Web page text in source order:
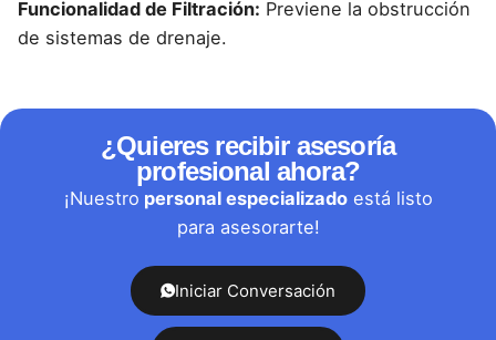
Funcionalidad de Filtración: Previene la obstrucción
de sistemas de drenaje.
¿Quieres recibir asesoría
profesional ahora?
¡Nuestro personal especializadoestá listo
para asesorarte!
Iniciar Conversación